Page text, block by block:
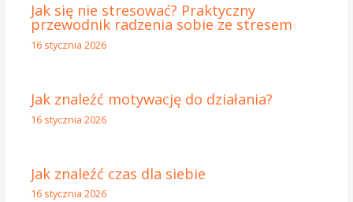
Jak się nie stresować? Praktyczny
przewodnik radzenia sobie ze stresem
16 stycznia 2026
Jak znaleźć motywację do działania?
16 stycznia 2026
Jak znaleźć czas dla siebie
16 stycznia 2026